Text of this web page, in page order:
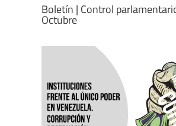
Boletín | Control
Octubre